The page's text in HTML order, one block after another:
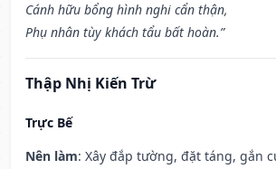
Cánh hữu bổng hình nghi cẩn thận,
Phụ nhân tùy khách tẩu bất hoàn.”
Thập Nhị Kiến Trừ
Trực Bế
Nên làm: Xây đắp tường, đặt táng, gắn